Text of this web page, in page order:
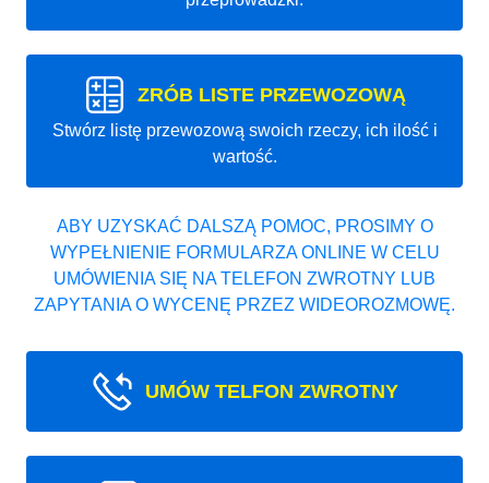
ZRÓB LISTE PRZEWOZOWĄ
Stwórz listę przewozową swoich rzeczy, ich ilość i
wartość.
ABY UZYSKAĆ DALSZĄ POMOC, PROSIMY O
WYPEŁNIENIE FORMULARZA ONLINE W CELU
UMÓWIENIA SIĘ NA TELEFON ZWROTNY LUB
ZAPYTANIA O WYCENĘ PRZEZ WIDEOROZMOWĘ.
UMÓW TELFON ZWROTNY